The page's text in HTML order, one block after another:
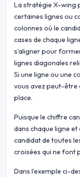
La stratégie X-wing
certaines lignes ou
colonnes où le
cases de chaque
s’aligner pour
lignes diagonales
Si une ligne ou une
vous avez peut-être
place.
Puisque le chiffre
dans chaque ligne
candidat de toutes
croisées qui ne font
Dans l’exemple ci-